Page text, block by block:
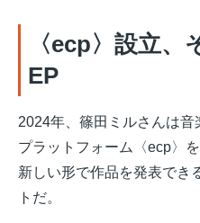
〈ecp〉設立、
EP
2024年、篠田ミルさんは
プラットフォーム〈ecp〉
新しい形で作品を発表でき
トだ。